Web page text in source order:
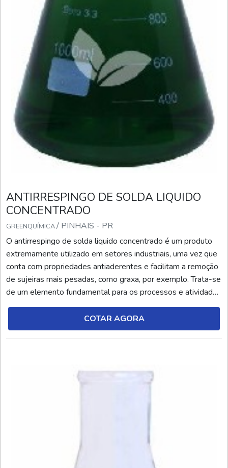
ANTIRRESPINGO DE SOLDA LIQUIDO
CONCENTRADO
GREENQUÍMICA/ PINHAIS - PR
O antirrespingo de solda liquido concentrado é um produto
extremamente utilizado em setores industriais, uma vez que
conta com propriedades antiaderentes e facilitam a remoção
de sujeiras mais pesadas, como graxa, por exemplo. Trata-se
de um elemento fundamental para os processos e atividades
relacionadas à soldagem. O antirrespingo de solda, por sua
vez, é um produto químico (líquido ou aerossol), desenvolvido
por meio de agentes anti...
COTAR AGORA